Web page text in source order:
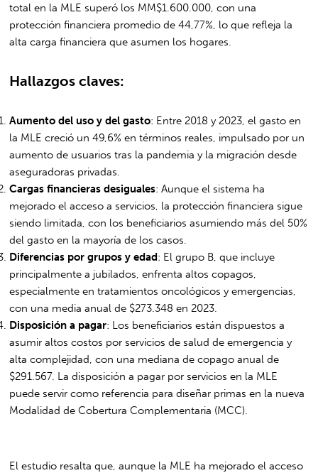
total en la MLE superó los MM$1.600.000, con una
protección financiera promedio de 44,77%, lo que refleja la
alta carga financiera que asumen los hogares.
Hallazgos claves:
Aumento del uso y del gasto: Entre 2018 y 2023, el gasto en
la MLE creció un 49,6% en términos reales, impulsado por un
aumento de usuarios tras la pandemia y la migración desde
aseguradoras privadas.
Cargas financieras desiguales: Aunque el sistema ha
mejorado el acceso a servicios, la protección financiera sigue
siendo limitada, con los beneficiarios asumiendo más del 50%
del gasto en la mayoría de los casos.
Diferencias por grupos y edad: El grupo B, que incluye
principalmente a jubilados, enfrenta altos copagos,
especialmente en tratamientos oncológicos y emergencias,
con una media anual de $273.348 en 2023.
Disposición a pagar: Los beneficiarios están dispuestos a
asumir altos costos por servicios de salud de emergencia y
alta complejidad, con una mediana de copago anual de
$291.567. La disposición a pagar por servicios en la MLE
puede servir como referencia para diseñar primas en la nueva
Modalidad de Cobertura Complementaria (MCC).
El estudio resalta que, aunque la MLE ha mejorado el acceso